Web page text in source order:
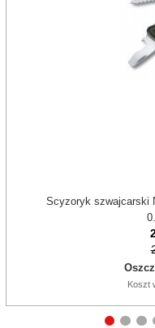
Scyzoryk szwajcarski
Koszt